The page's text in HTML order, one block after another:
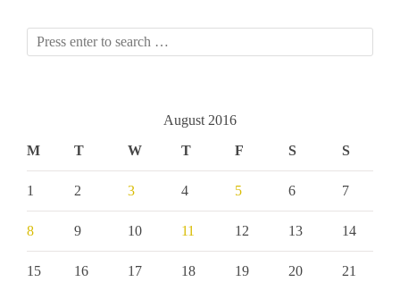
August 2016
M
T W T F S S
1 2 3 4 5 6 7
8 9 10 11 12 13 14
15 16 17 18 19 20 21